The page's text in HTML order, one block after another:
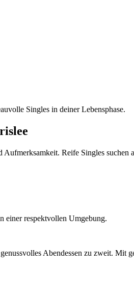
Singles in deiner Lebensphase.
Reife Singles
einer respektvollen Umgebung.
Abendessen zu zweit. Mit